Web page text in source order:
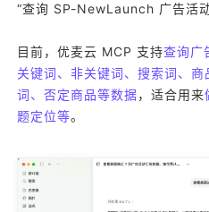
“查询 SP-NewLaunch 广告活
目前，优麦云 MCP 支持查询广
关键词、非关键词、搜索词、
词、否定商品等数据，适合用来
题定位等。